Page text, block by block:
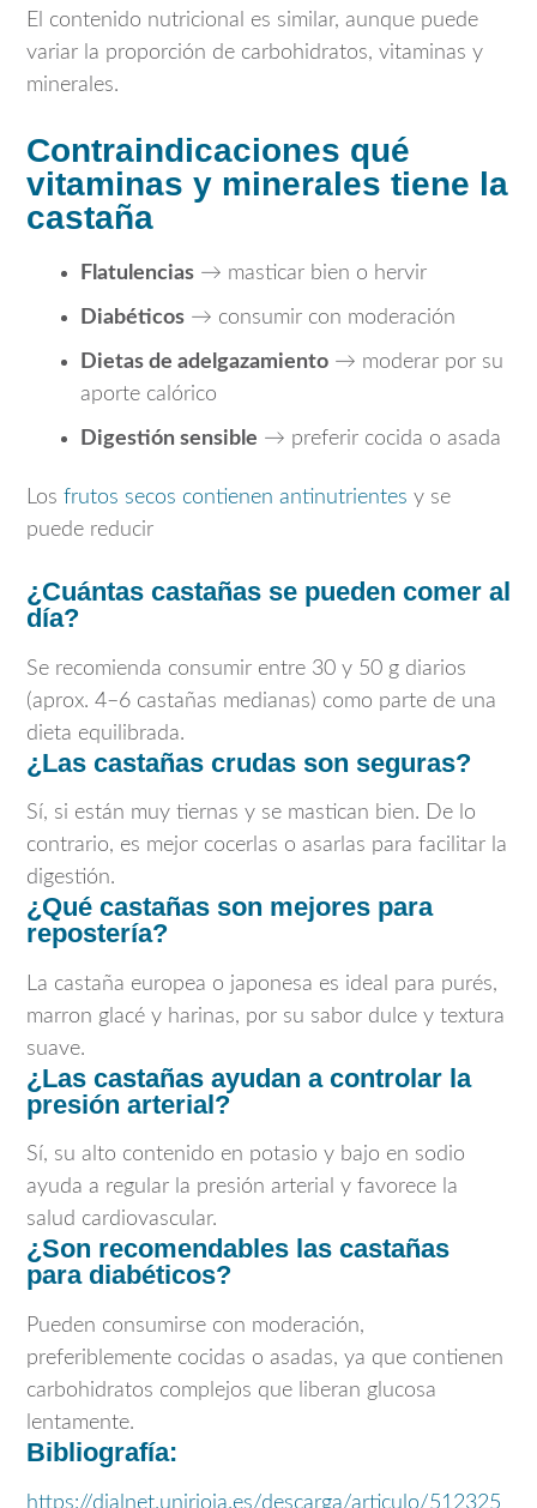
El contenido nutricional es similar, aunque puede
variar la proporción de carbohidratos, vitaminas y
minerales.
Contraindicaciones qué
vitaminas y minerales tiene la
castaña
Flatulencias → masticar bien o hervir
Diabéticos → consumir con moderación
Dietas de adelgazamiento → moderar por su
aporte calórico
Digestión sensible → preferir cocida o asada
Los frutos secos contienen antinutrientes y se
puede reducir
¿Cuántas castañas se pueden comer al
día?
Se recomienda consumir entre 30 y 50 g diarios
(aprox. 4–6 castañas medianas) como parte de una
dieta equilibrada.
¿Las castañas crudas son seguras?
Sí, si están muy tiernas y se mastican bien. De lo
contrario, es mejor cocerlas o asarlas para facilitar la
digestión.
¿Qué castañas son mejores para
repostería?
La castaña europea o japonesa es ideal para purés,
marron glacé y harinas, por su sabor dulce y textura
suave.
¿Las castañas ayudan a controlar la
presión arterial?
Sí, su alto contenido en potasio y bajo en sodio
ayuda a regular la presión arterial y favorece la
salud cardiovascular.
¿Son recomendables las castañas
para diabéticos?
Pueden consumirse con moderación,
preferiblemente cocidas o asadas, ya que contienen
carbohidratos complejos que liberan glucosa
lentamente.
Bibliografía:
https://dialnet.unirioja.es/descarga/articulo/512325